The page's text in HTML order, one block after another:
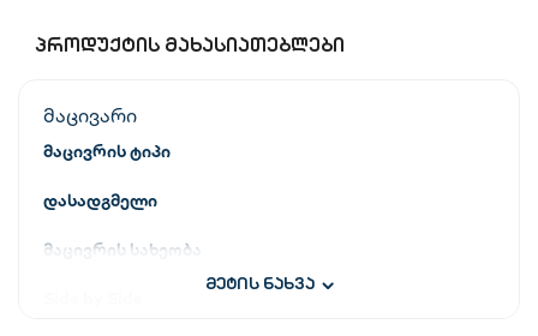
ᲞᲠᲝᲓᲣᲥᲢᲘᲡ ᲛᲐᲮᲐᲡᲘᲐᲗᲔᲑᲚᲔᲑᲘ
მაცივარი
მაცივრის ტიპი
დასადგმელი
მაცივრის სახეობა
მეტის ნახვა